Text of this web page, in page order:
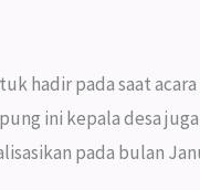
hadir pada saat
ini kepala desa
pada bulan